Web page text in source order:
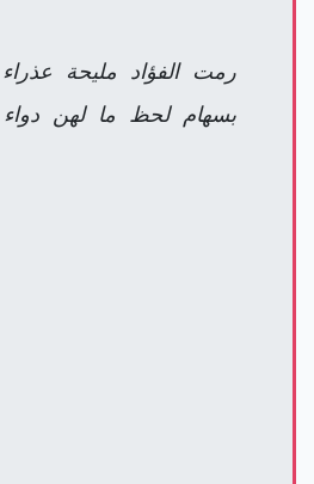
رمت الفؤاد مليحة عذراء
بسهام لحظ ما لهن دواء